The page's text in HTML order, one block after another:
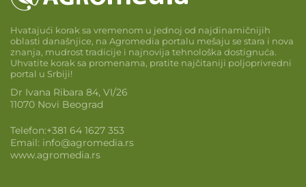
Hvatajući korak sa vremenom u jednoj od najdinamičnijih
oblasti današnjice, na Agromedia portalu mešaju se stara i nova
znanja, mudrost tradicije i najnovija tehnološka dostignuća.
Uhvatite korak sa promenama, pratite najčitaniji poljoprivredni
portal u Srbiji!
Dr Ivana Ribara 84, VI/26
11070 Novi Beograd
Telefon:+381 64 1627 353
Email: info@agromedia.rs
www.agromedia.rs